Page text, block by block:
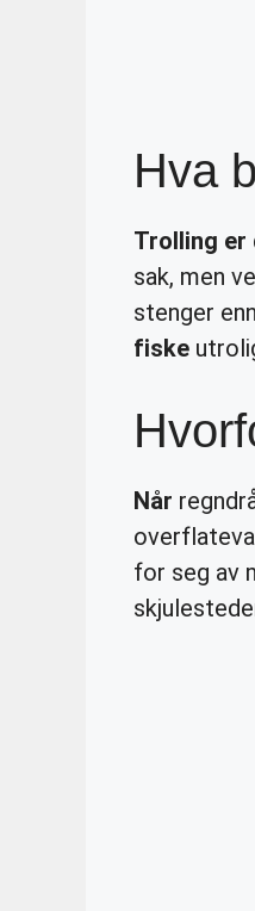
Hva
Trolling er
sak, men
stenger
fiske
Når
for seg av